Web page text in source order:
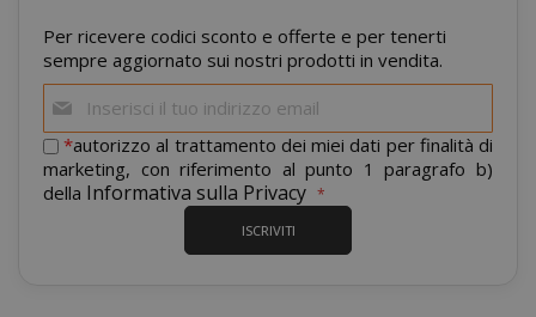
Per ricevere codici sconto e offerte e per tenerti
sempre aggiornato sui nostri prodotti in vendita.
alla
nostra
newsletter:
*autorizzo al trattamento dei miei dati per finalità di
marketing, con riferimento al punto 1 paragrafo b)
della Informativa sulla Privacy
ISCRIVITI